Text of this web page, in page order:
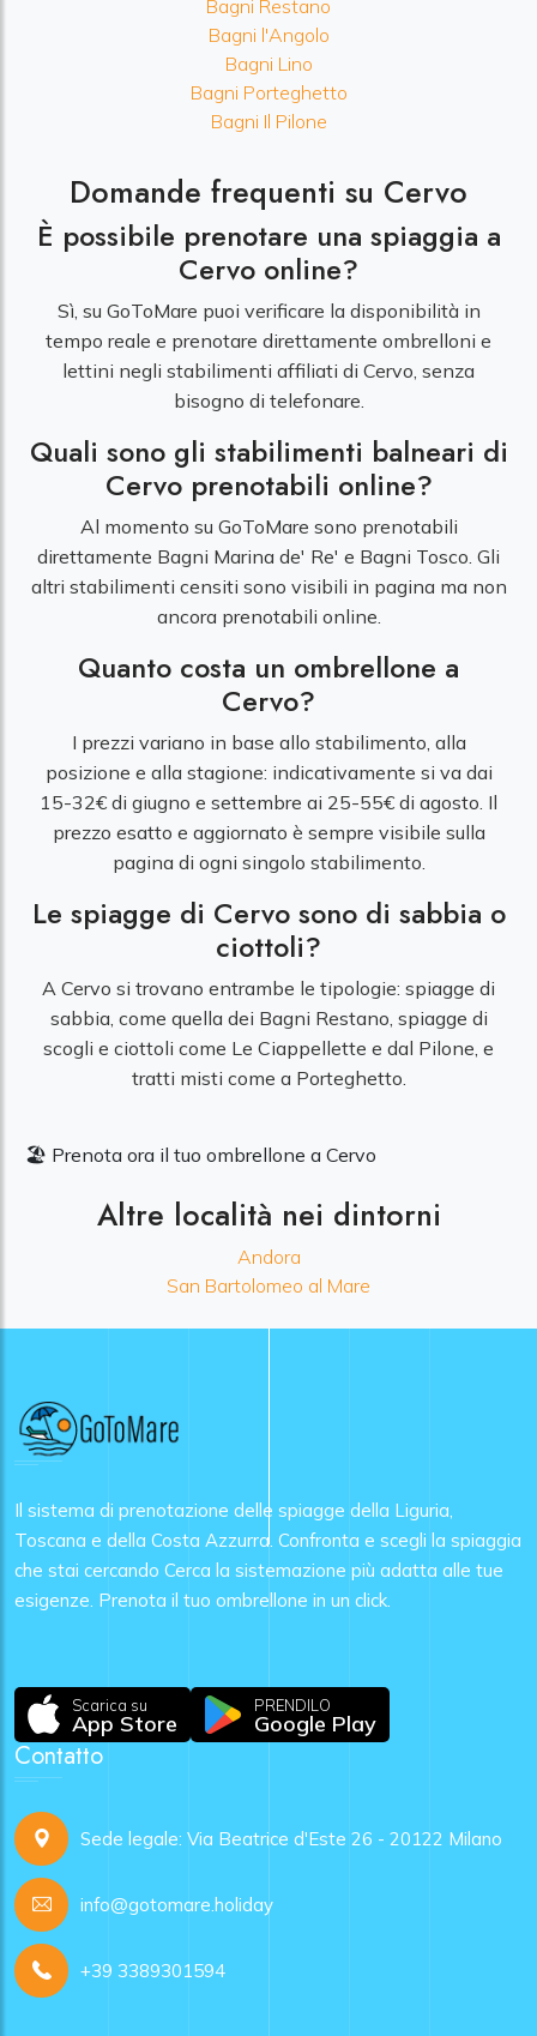
Bagni Restano
Bagni l'Angolo
Bagni Lino
Bagni Porteghetto
Bagni Il Pilone
Domande frequenti su Cervo
È possibile prenotare una spiaggia a
Cervo online?
Sì, su GoToMare puoi verificare la disponibilità in
tempo reale e prenotare direttamente ombrelloni e
lettini negli stabilimenti affiliati di Cervo, senza
bisogno di telefonare.
Quali sono gli stabilimenti balneari di
Cervo prenotabili online?
Al momento su GoToMare sono prenotabili
direttamente Bagni Marina de' Re' e Bagni Tosco. Gli
altri stabilimenti censiti sono visibili in pagina ma non
ancora prenotabili online.
Quanto costa un ombrellone a
Cervo?
I prezzi variano in base allo stabilimento, alla
posizione e alla stagione: indicativamente si va dai
15-32€ di giugno e settembre ai 25-55€ di agosto. Il
prezzo esatto e aggiornato è sempre visibile sulla
pagina di ogni singolo stabilimento.
Le spiagge di Cervo sono di sabbia o
ciottoli?
A Cervo si trovano entrambe le tipologie: spiagge di
sabbia, come quella dei Bagni Restano, spiagge di
scogli e ciottoli come Le Ciappellette e dal Pilone, e
tratti misti come a Porteghetto.
🏖️ Prenota ora il tuo ombrellone a Cervo
Altre località nei dintorni
Andora
San Bartolomeo al Mare
Il sistema di prenotazione delle spiagge della Liguria,
Toscana e della Costa Azzurra. Confronta e scegli la spiaggia
che stai cercando Cerca la sistemazione più adatta alle tue
esigenze. Prenota il tuo ombrellone in un click.
Scarica su
App Store
PRENDILO
Google Play
Contatto
Sede legale: Via Beatrice d'Este 26 - 20122 Milano
info@gotomare.holiday
+39 3389301594